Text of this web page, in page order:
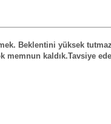
Beklentini yüksek
memnun kaldık.Tavsiye